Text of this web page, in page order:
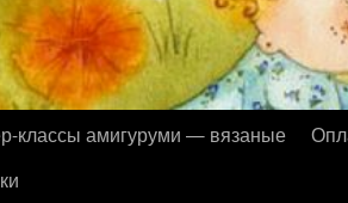
классы амигуруми — вязаные